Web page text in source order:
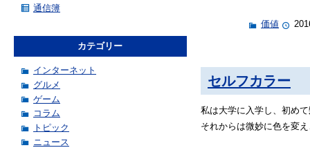
価値
セルフカラー
私は大学に入学し、初め
それからは微妙に色を変
通信簿
カテゴリー
インターネット
グルメ
ゲーム
コラム
トピック
ニュース